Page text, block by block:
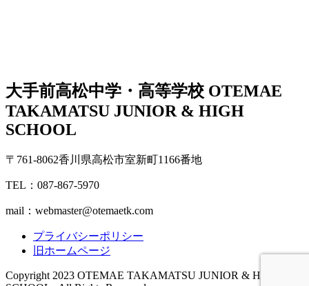
大手前高松中学・高等学校 OTEMAE
TAKAMATSU JUNIOR & HIGH
SCHOOL
〒761-8062香川県高松市室新町1166番地
TEL：087-867-5970
mail：webmaster@otemaetk.com
プライバシーポリシー
旧ホームページ
Copyright 2023 OTEMAE TAKAMATSU JUNIOR & HIGH